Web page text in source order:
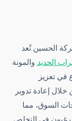
الحسين تُعد
الحديد والمونة
في تعزيز
إعادة تدوير
السوق، مما